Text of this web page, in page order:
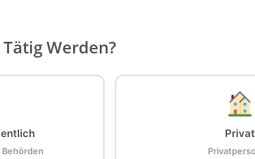
Werden?
Privat